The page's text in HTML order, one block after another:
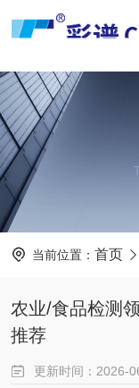
当前位置： 首页
农业/食品检测
推荐
更新时间：2026-